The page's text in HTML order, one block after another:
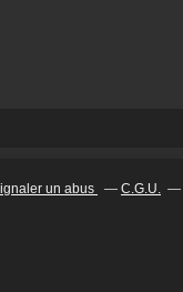
un abus C.G.U.